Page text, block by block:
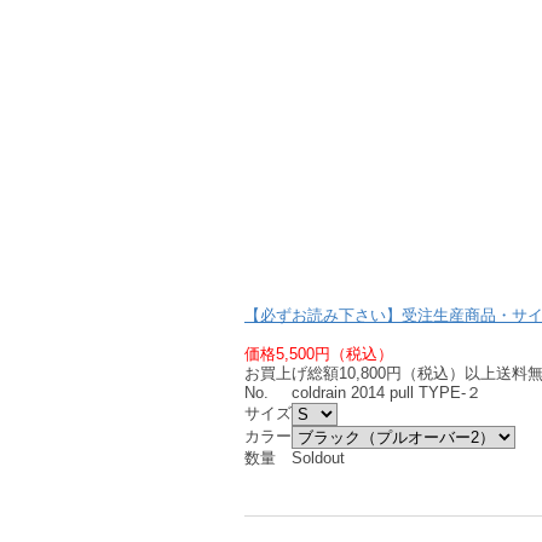
【必ずお読み下さい】受注生産商品・サ
価格5,500円（税込）
お買上げ総額10,800円（税込）以上送料無
No.
coldrain 2014 pull TYPE-２
サイズ
カラー
数量
Soldout